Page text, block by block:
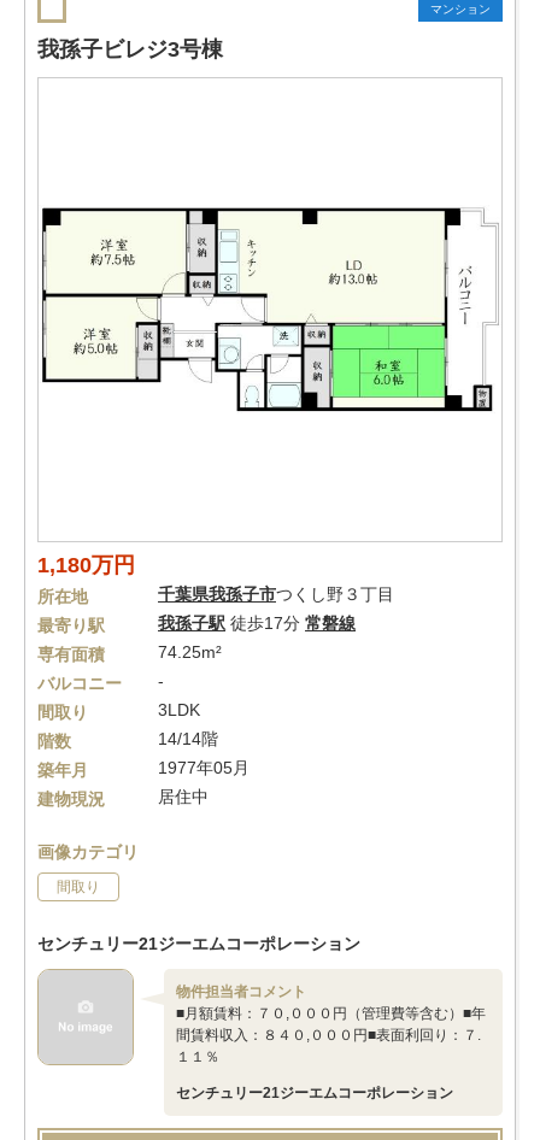
マンション
我孫子ビレジ3号棟
1,180万円
所在地 千葉県我孫子市つくし野３丁目
最寄り駅
我孫子駅 徒歩17分 常磐線
専有面積
74.25m²
バルコニー
-
間取り
3LDK
階数
14/14階
築年月
1977年05月
建物現況
居住中
画像カテゴリ
間取り
センチュリー21ジーエムコーポレーション
物件担当者コメント
■月額賃料：７０,０００円（管理費等含む）■年
間賃料収入：８４０,０００円■表面利回り：７.
１１％
センチュリー21ジーエムコーポレーション